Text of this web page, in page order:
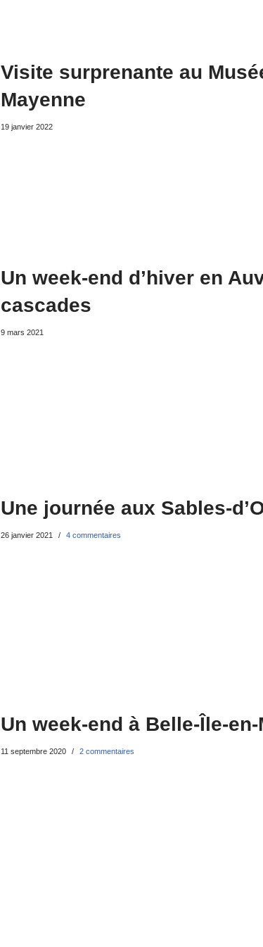
Visite surprenante au
Mayenne
19 janvier 2022
Un week-end d’hiver en
cascades
9 mars 2021
Une journée aux Sables-
26 janvier 2021 4 commentaires
Un week-end à Belle-Île-en-
11 septembre 2020 2 commentaires